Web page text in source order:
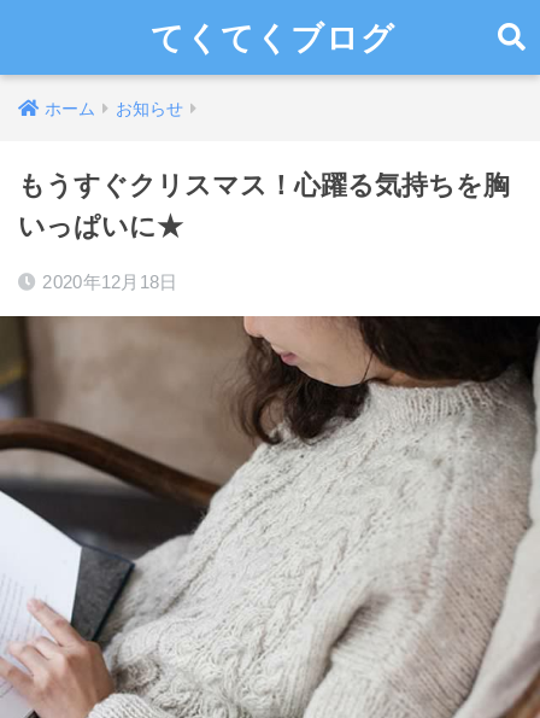
てくてくブログ
ホーム お知らせ
もうすぐクリスマス！心躍る気持ちを胸
いっぱいに★
2020年12月18日